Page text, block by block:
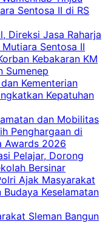
Sentosa II di RS
Direksi Jasa Raharja
Sentosa II
Kebakaran KM
Sumenep
Kementerian
Kepatuhan
dan Mobilitas
Penghargaan di
Awards 2026
Pelajar, Dorong
Bersinar
Ajak Masyarakat
Keselamatan
Sleman Bangun